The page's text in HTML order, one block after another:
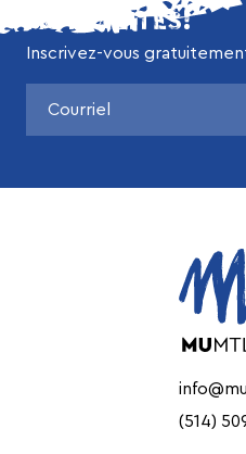
ACTUALITÉS!
Inscrivez-vous
(514)